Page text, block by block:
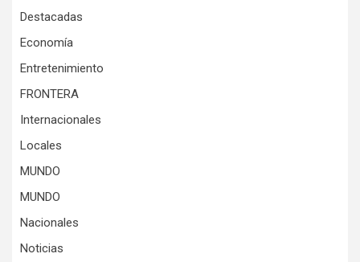
Destacadas
Economía
Entretenimiento
FRONTERA
Internacionales
Locales
MUNDO
MUNDO
Nacionales
Noticias